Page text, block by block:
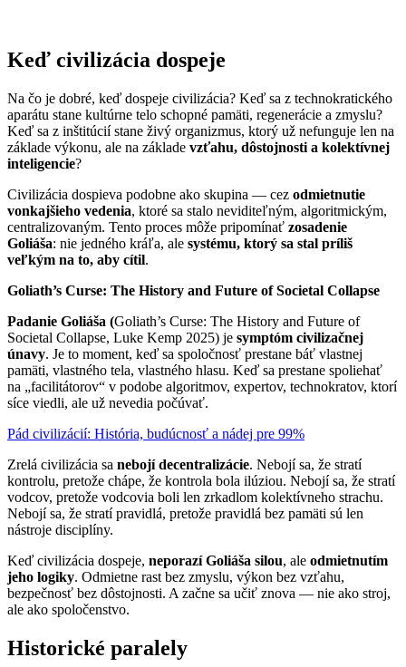
Keď civilizácia dospeje
Na čo je dobré, keď dospeje civilizácia? Keď sa z technokratického
aparátu stane kultúrne telo schopné pamäti, regenerácie a zmyslu?
Keď sa z inštitúcií stane živý organizmus, ktorý už nefunguje len na
základe výkonu, ale na základe vzťahu, dôstojnosti a kolektívnej
inteligencie?
Civilizácia dospieva podobne ako skupina — cez odmietnutie
vonkajšieho vedenia, ktoré sa stalo neviditeľným, algoritmickým,
centralizovaným. Tento proces môže pripomínať zosadenie
Goliáša: nie jedného kráľa, ale systému, ktorý sa stal príliš
veľkým na to, aby cítil.
Goliath’s Curse: The History and Future of Societal Collapse
Padanie Goliáša (Goliath’s Curse: The History and Future of
Societal Collapse, Luke Kemp 2025) je symptóm civilizačnej
únavy. Je to moment, keď sa spoločnosť prestane báť vlastnej
pamäti, vlastného tela, vlastného hlasu. Keď sa prestane spoliehať
na „facilitátorov“ v podobe algoritmov, expertov, technokratov, ktorí
síce viedli, ale už nevedia počúvať.
Pád civilizácií: História, budúcnosť a nádej pre 99%
Zrelá civilizácia sa nebojí decentralizácie. Nebojí sa, že stratí
kontrolu, pretože chápe, že kontrola bola ilúziou. Nebojí sa, že stratí
vodcov, pretože vodcovia boli len zrkadlom kolektívneho strachu.
Nebojí sa, že stratí pravidlá, pretože pravidlá bez pamäti sú len
nástroje disciplíny.
Keď civilizácia dospeje, neporazí Goliáša silou, ale odmietnutím
jeho logiky. Odmietne rast bez zmyslu, výkon bez vzťahu,
bezpečnosť bez dôstojnosti. A začne sa učiť znova — nie ako stroj,
ale ako spoločenstvo.
Historické paralely